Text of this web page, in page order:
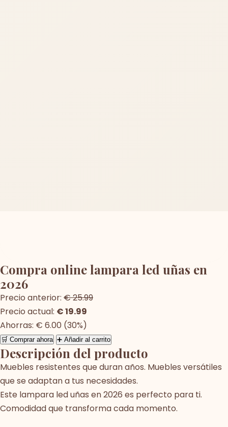
Compra online lampara led uñas en
2026
Precio anterior: € 25.99
Precio actual: € 19.99
Ahorras: € 6.00 (30%)
🛒 Comprar ahora ➕ Añadir al carrito
Descripción del producto
Muebles resistentes que duran años. Muebles versátiles
que se adaptan a tus necesidades.
Este lampara led uñas en 2026 es perfecto para ti.
Comodidad que transforma cada momento.